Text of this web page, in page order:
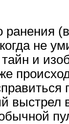
ранения
не
и
выстрел